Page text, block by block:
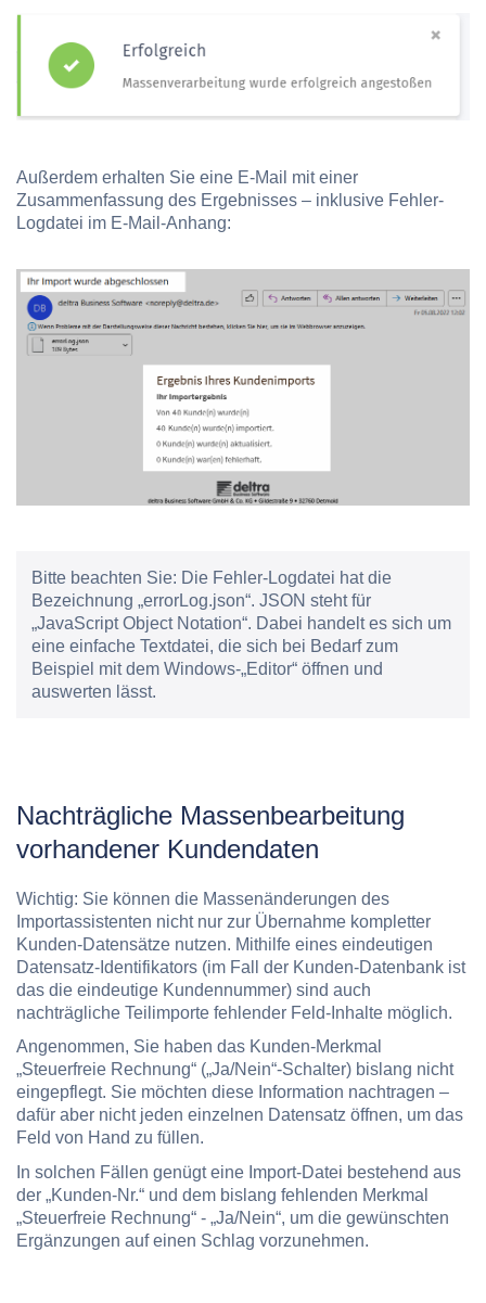
Außerdem erhalten Sie eine E-Mail mit einer
Zusammenfassung des Ergebnisses – inklusive Fehler-
Logdatei im E-Mail-Anhang:
Bitte beachten Sie: Die Fehler-Logdatei hat die
Bezeichnung „errorLog.json“. JSON steht für
„JavaScript Object Notation“. Dabei handelt es sich um
eine einfache Textdatei, die sich bei Bedarf zum
Beispiel mit dem Windows-„Editor“ öffnen und
auswerten lässt.
Nachträgliche Massenbearbeitung
vorhandener Kundendaten
Wichtig: Sie können die Massenänderungen des
Importassistenten nicht nur zur Übernahme kompletter
Kunden-Datensätze nutzen. Mithilfe eines eindeutigen
Datensatz-Identifikators (im Fall der Kunden-Datenbank ist
das die eindeutige Kundennummer) sind auch
nachträgliche Teilimporte fehlender Feld-Inhalte möglich.
Angenommen, Sie haben das Kunden-Merkmal
„Steuerfreie Rechnung“ („Ja/Nein“-Schalter) bislang nicht
eingepflegt. Sie möchten diese Information nachtragen –
dafür aber nicht jeden einzelnen Datensatz öffnen, um das
Feld von Hand zu füllen.
In solchen Fällen genügt eine Import-Datei bestehend aus
der „Kunden-Nr.“ und dem bislang fehlenden Merkmal
„Steuerfreie Rechnung“ - „Ja/Nein“, um die gewünschten
Ergänzungen auf einen Schlag vorzunehmen.